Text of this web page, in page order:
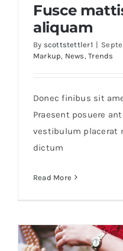
Fusce
aliquam
By scottstettler1 |
Markup, News ,Trends
Donec finibus sit
Praesent posuere
vestibulum placerat
dictum
Read More